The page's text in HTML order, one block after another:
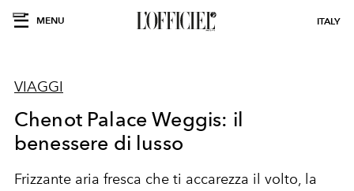
MENU ITALY
VIAGGI
Chenot Palace Weggis: il
benessere di lusso
Frizzante aria fresca che ti accarezza il volto, la